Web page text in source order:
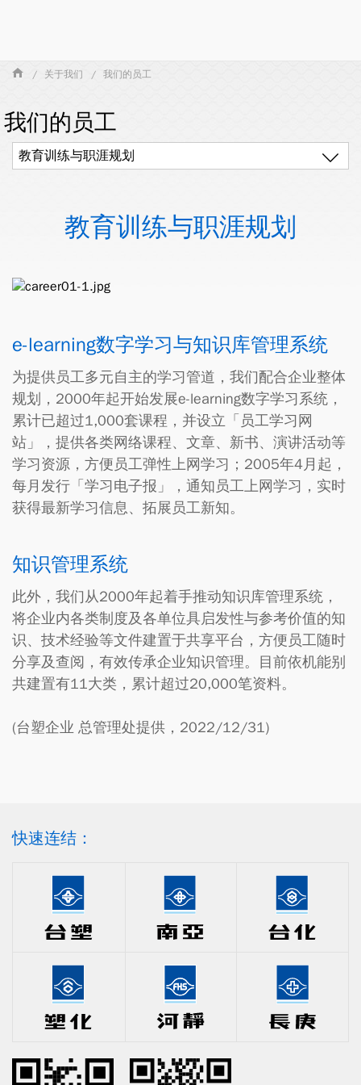
关于我们 我们的员工
我们的员工
教育训练与职涯规划
教育训练与职涯规划
e-learning数字学习与知识库管理系统
为提供员工多元自主的学习管道，我们配合企业整体
规划，2000年起开始发展e-learning数字学习系统，
累计已超过1,000套课程，并设立「员工学习网
站」，提供各类网络课程、文章、新书、演讲活动等
学习资源，方便员工弹性上网学习；2005年4月起，
每月发行「学习电子报」，通知员工上网学习，实时
获得最新学习信息、拓展员工新知。
知识管理系统
此外，我们从2000年起着手推动知识库管理系统，
将企业内各类制度及各单位具启发性与参考价值的知
识、技术经验等文件建置于共享平台，方便员工随时
分享及查阅，有效传承企业知识管理。目前依机能别
共建置有11大类，累计超过20,000笔资料。
(台塑企业 总管理处提供，2022/12/31)
快速连结：